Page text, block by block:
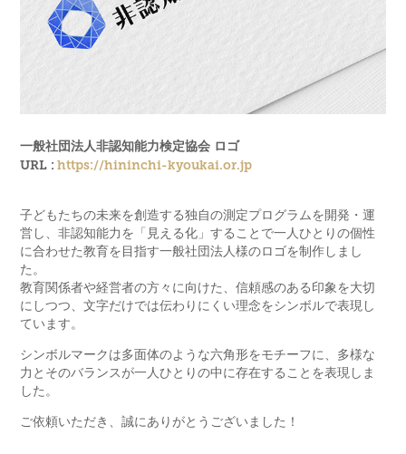
一般社団法人非認知能力検定協会 ロゴ
URL :https://hininchi-kyoukai.or.jp
子どもたちの未来を創造する独自の測定プログラムを開発・運
営し、非認知能力を「見える化」することで一人ひとりの個性
に合わせた教育を目指す一般社団法人様のロゴを制作しまし
た。
教育関係者や経営者の方々に向けた、信頼感のある印象を大切
にしつつ、文字だけでは伝わりにくい理念をシンボルで表現し
ています。
シンボルマークは多面体のような六角形をモチーフに、多様な
力とそのバランスが一人ひとりの中に存在することを表現しま
した。
ご依頼いただき、誠にありがとうございました！